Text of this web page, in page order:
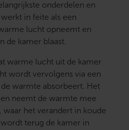
onderdelen en
in feite als een
lucht opneemt en
de kamer blaast.
warme lucht uit de kamer
wordt vervolgens via een
warmte absorbeert. Het
neemt de warmte mee
waar het verandert in koude
terug de kamer in